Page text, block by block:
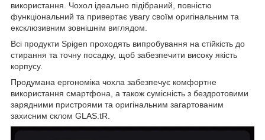
використання. Чохол ідеально підібраний, повністю
функціональний та привертає увагу своїм оригінальним та
ексклюзивним зовнішнім виглядом.
Всі продукти Spigen проходять випробування на стійкість до
стирання та точну посадку, щоб забезпечити високу якість
корпусу.
Продумана ергономіка чохла забезпечує комфортне
використання смартфона, а також сумісність з бездротовими
зарядними пристроями та оригінальним загартованим
захисним склом GLAS.tR.